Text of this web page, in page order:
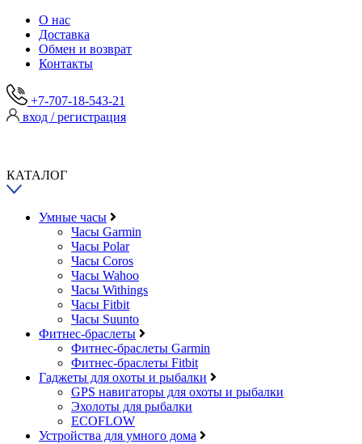
О нас
Доставка
Обмен и возврат
Контакты
+7-707-18-543-21
вход / регистрация
КАТАЛОГ
Умные часы
Часы Garmin
Часы Polar
Часы Coros
Часы Wahoo
Часы Withings
Часы Fitbit
Часы Suunto
Фитнес-браслеты
Фитнес-браслеты Garmin
Фитнес-браслеты Fitbit
Гаджеты для охоты и рыбалки
GPS навигаторы для охоты и рыбалки
Эхолоты для рыбалки
ECOFLOW
Устройства для умного дома